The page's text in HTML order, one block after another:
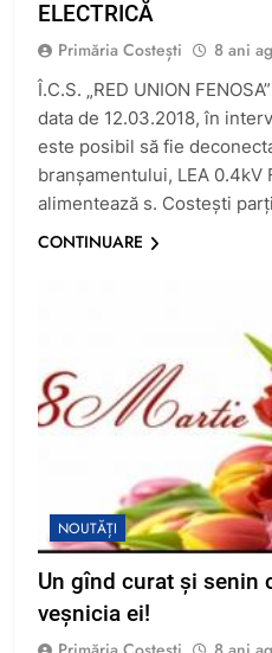
ELECTRICĂ
Primăria Costești 8 ani
Î.C.S. „RED UNION
data de 12.03.2018, în
este posibil să fie
branşamentului, LEA 0.4kV
alimentează s. Costeşti
CONTINUARE
NOUTĂȚI
Un gînd curat și senin
veșnicia ei!